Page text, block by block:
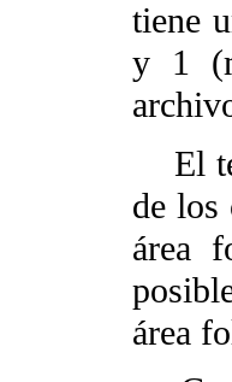
tiene
y 1
El
de los
área
área